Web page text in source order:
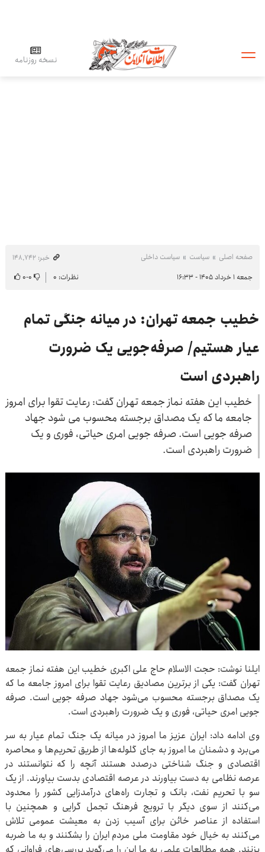
نسخه روزنامه
صفحه اصلی سیاست سیاست داخلی
خبر: ۱۴۸٬۷۴۲
جمعه ۱ خرداد ۱۴۰۵ - ۱۶:۳۳
نظرات: ۰ ۰-۰
خطیب جمعه تهران: در میانه جنگی تمام
عیار هستیم/ صرفه‌جویی یک ضرورت
راهبردی است
خطیب این هفته نماز جمعه تهران گفت: رعایت تقوا برای امروز
جامعه ما که یک مصداق برجسته محسوب می شود جهاد
صرفه جویی است. صرفه جویی امری حیاتی، فوری و یک
ضرورت راهبردی است.
ایلنا نوشت: حجت الاسلام حاج علی اکبری خطیب این هفته نماز جمعه
تهران گفت: یکی از برترین مصادیق رعایت تقوا برای امروز جامعه ما که
یک مصداق برجسته محسوب می‌شود جهاد صرفه جویی است. صرفه
جویی امری حیاتی، فوری و یک ضرورت راهبردی است.
وی ادامه داد: ایران عزیز ما امروز در میانه یک جنگ تمام عیار به سر
می‌برد و دشمنان ما امروز به جای گلوله‌ها از طریق تحریم‌ها و محاصره
اقتصادی و جنگ شناختی درصدد هستند آنچه را که نتوانستند در
عرصه نظامی به دست بیاورند در عرصه اقتصادی بدست بیاورند. از یک
سو با تحریم نفت، بانک و تجارت راه‌های درآمدزایی کشور را محدود
می‌کنند از سوی دیگر با ترویج فرهنگ تجمل گرایی و همچنین با
استفاده از عناصر خائن برای آسیب زدن به معیشت عمومی تلاش
می‌کنند به خیال خود مقاومت ملی مردم ایران را بشکنند و به ما ضربه